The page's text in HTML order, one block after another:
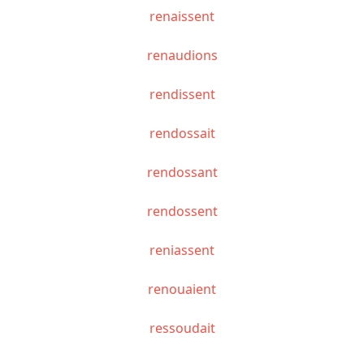
renaissent
renaudions
rendissent
rendossait
rendossant
rendossent
reniassent
renouaient
ressoudait